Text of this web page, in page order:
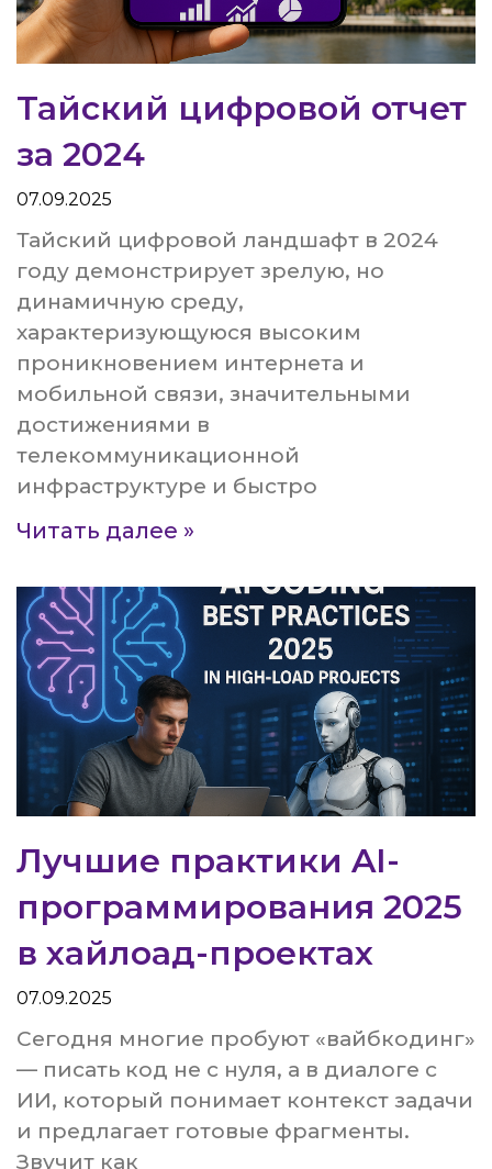
Тайский цифровой отчет
за 2024
07.09.2025
Тайский цифровой ландшафт в 2024
году демонстрирует зрелую, но
динамичную среду,
характеризующуюся высоким
проникновением интернета и
мобильной связи, значительными
достижениями в
телекоммуникационной
инфраструктуре и быстро
Читать далее »
Лучшие практики AI-
программирования 2025
в хайлоад-проектах
07.09.2025
Сегодня многие пробуют «вайбкодинг»
— писать код не с нуля, а в диалоге с
ИИ, который понимает контекст задачи
и предлагает готовые фрагменты.
Звучит как